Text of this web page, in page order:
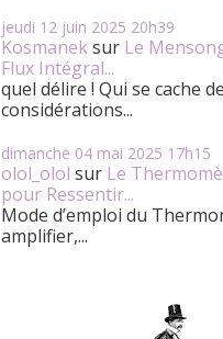
jeudi 12 juin 2025 20h39
Kosmaneksur Le
Flux Intégral...
quel délire ! Qui se cache
considérations...
dimanche 04 mai 2025 17h15
olol_olol sur Le
pour Ressentir...
Mode d’emploi du
amplifier,...